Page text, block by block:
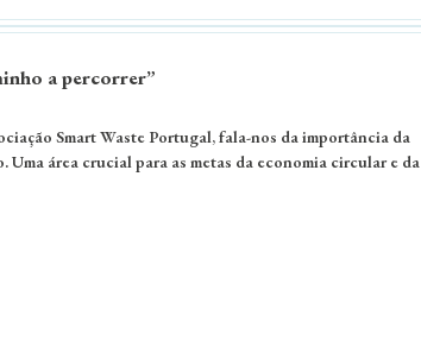
a percorrer”
Smart Waste Portugal, fala-nos da importância da
área crucial para as metas da economia circular e da